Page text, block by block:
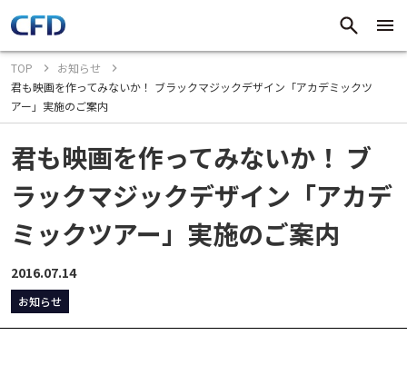
TOP
お知らせ
君も映画を作ってみないか！ ブラックマジックデザイン「アカデミックツ
アー」実施のご案内
君も映画を作ってみないか！ ブ
ラックマジックデザイン「アカデ
ミックツアー」実施のご案内
2016.07.14
お知らせ